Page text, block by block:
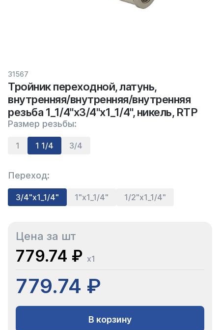
31567
Тройник переходной, латунь,
внутренняя/внутренняя/внутренняя
резьба 1_1/4"х3/4"х1_1/4", никель, RTP
Размер резьбы:
1 1 1/4 3/4
Переход:
3/4"х1_1/4" 1"х1_1/4" 1/2"х1_1/4"
Цена за шт
779.74 ₽ x1
779.74 ₽
В корзину